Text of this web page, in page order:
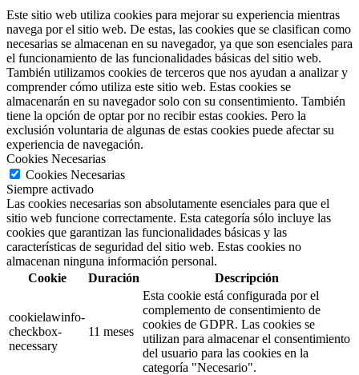
Este sitio web utiliza cookies para mejorar su experiencia mientras
navega por el sitio web. De estas, las cookies que se clasifican como
necesarias se almacenan en su navegador, ya que son esenciales para
el funcionamiento de las funcionalidades básicas del sitio web.
También utilizamos cookies de terceros que nos ayudan a analizar y
comprender cómo utiliza este sitio web. Estas cookies se
almacenarán en su navegador solo con su consentimiento. También
tiene la opción de optar por no recibir estas cookies. Pero la
exclusión voluntaria de algunas de estas cookies puede afectar su
experiencia de navegación.
Cookies Necesarias
Cookies Necesarias
Siempre activado
Las cookies necesarias son absolutamente esenciales para que el
sitio web funcione correctamente. Esta categoría sólo incluye las
cookies que garantizan las funcionalidades básicas y las
características de seguridad del sitio web. Estas cookies no
almacenan ninguna información personal.
Cookie
Duración Descripción
cookielawinfo-
checkbox-
necessary
11 meses
Esta cookie está configurada por el
complemento de consentimiento de
cookies de GDPR. Las cookies se
utilizan para almacenar el consentimiento
del usuario para las cookies en la
categoría "Necesario".